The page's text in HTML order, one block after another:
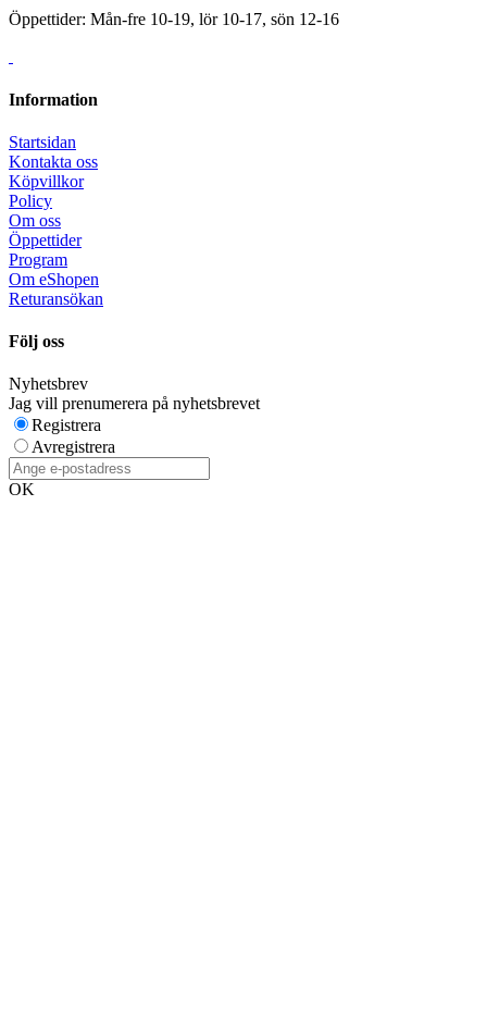
Öppettider: Mån-fre 10-19, lör 10-17, sön 12-16
Information
Startsidan
Kontakta oss
Köpvillkor
Policy
Om oss
Öppettider
Program
Om eShopen
Returansökan
Följ oss
Nyhetsbrev
Jag vill prenumerera på nyhetsbrevet
Registrera
Avregistrera
OK